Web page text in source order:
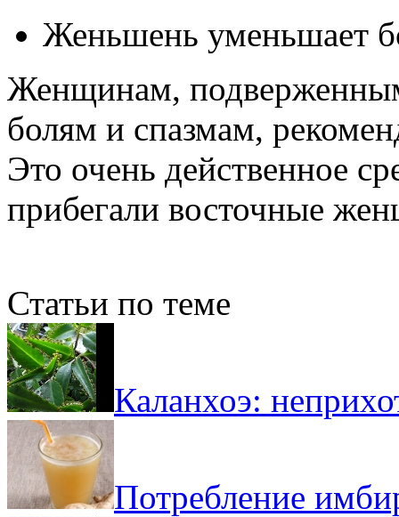
Женьшень уменьшает
Женщинам,
болям и спазмам,
Это очень действенное
прибегали восточные
Статьи по теме
Каланхоэ:
Потребление